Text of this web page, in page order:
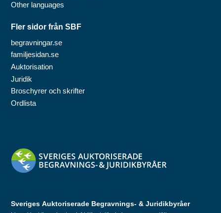
Other languages
Fler sidor från SBF
begravningar.se
familjesidan.se
Auktorisation
Juridik
Broschyrer och skrifter
Ordlista
Sveriges Auktoriserade Begravnings- & Juridikbyråer